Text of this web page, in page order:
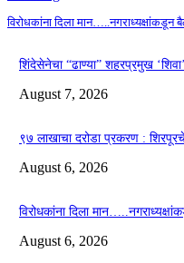
विरोधकांना दिला
शिंदेसेनेचा “ढाण्या” शहरप्रमुख
August 7, 2026
९७ लाखाचा दरोडा प्रकरण :
August 6, 2026
विरोधकांना दिला
August 6, 2026